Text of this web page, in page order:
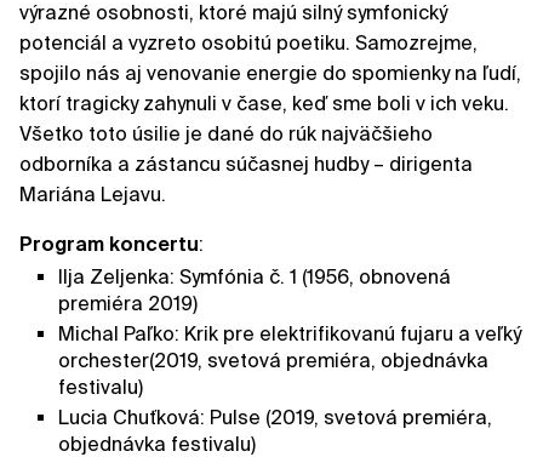
výrazné osobnosti, ktoré majú silný symfonický
potenciál a vyzreto osobitú poetiku. Samozrejme,
spojilo nás aj venovanie energie do spomienky na ľudí,
ktorí tragicky zahynuli v čase, keď sme boli v ich veku.
Všetko toto úsilie je dané do rúk najväčšieho
odborníka a zástancu súčasnej hudby – dirigenta
Mariána Lejavu.
Program koncertu:
Ilja Zeljenka: Symfónia č. 1 (1956, obnovená
premiéra 2019)
Michal Paľko: Krik pre elektrifikovanú fujaru a veľký
orchester(2019, svetová premiéra, objednávka
festivalu)
Lucia Chuťková: Pulse (2019, svetová premiéra,
objednávka festivalu)